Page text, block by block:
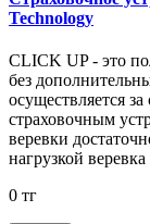
Technology
CLICK UP - это
без
осуществляется
страховочным
веревки
нагрузкой
0 тг